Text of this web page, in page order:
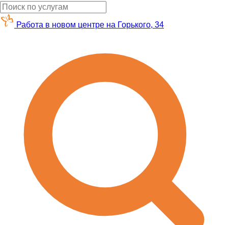
Работа в новом центре на Горького, 34